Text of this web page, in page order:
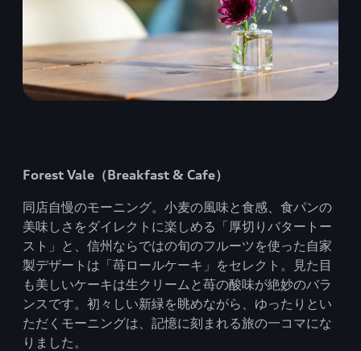
Forest Vale（Breakfast & Cafe）
同店自慢のモーニング。小麦の風味と食感、食パンの
美味しさをダイレクトに楽しめる「厚切りバタートー
スト」と、信州ならではの旬のフルーツを使った自家
製デザートは「苺ロールケーキ」をセレクト。見た目
も美しいケーキは生クリームと苺の酸味が絶妙のバラ
ンスです。初々しい新緑を眺めながら、ゆったりとい
ただくモーニングは、記憶に刻まれる旅の一コマにな
りました。